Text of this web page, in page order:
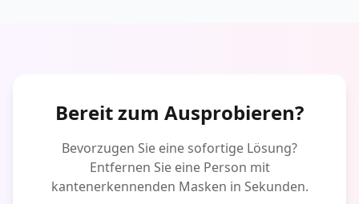
Bereit zum Ausprobieren?
Bevorzugen Sie eine sofortige Lösung?
Entfernen Sie eine Person mit
kantenerkennenden Masken in Sekunden.